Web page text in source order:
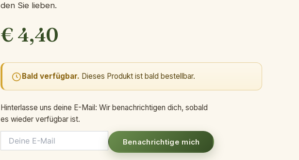
den Sie lieben.
€ 4,40
Bald verfügbar. Dieses Produkt ist bald bestellbar.
Hinterlasse uns deine E-Mail: Wir benachrichtigen dich, sobald
es wieder verfügbar ist.
Benachrichtige mich